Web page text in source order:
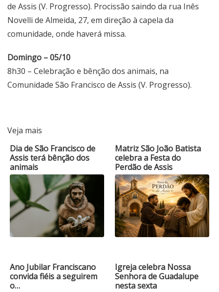
de Assis (V. Progresso). Procissão saindo da rua Inês
Novelli de Almeida, 27, em direção à capela da
comunidade, onde haverá missa.
Domingo – 05/10
8h30 – Celebração e bênção dos animais, na
Comunidade São Francisco de Assis (V. Progresso).
Veja mais
Dia de São Francisco de
Assis terá bênção dos
animais
Matriz São João Batista
celebra a Festa do
Perdão de Assis
Ano Jubilar Franciscano
convida fiéis a seguirem
o…
Igreja celebra Nossa
Senhora de Guadalupe
nesta sexta